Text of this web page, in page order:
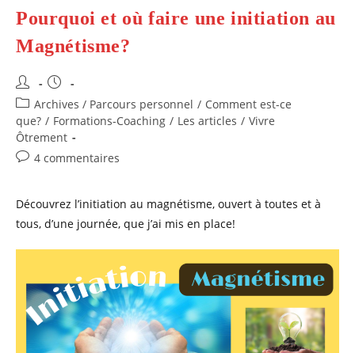
En
Lozère
Pourquoi et où faire une initiation au
Magnétisme?
Auteur/autrice
de
la
publication :
Publication
publiée :
Post
category:
Archives / Parcours personnel / Comment est-ce
que? / Formations-Coaching / Les articles / Vivre
Ôtrement
Commentaires
publication :
4 commentaires
Découvrez l’initiation au magnétisme, ouvert à toutes et à
tous, d’une journée, que j’ai mis en place!